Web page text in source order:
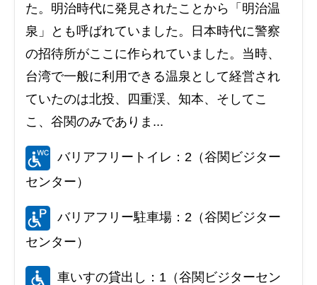
た。明治時代に発見されたことから「明治温
泉」とも呼ばれていました。日本時代に警察
の招待所がここに作られていました。当時、
台湾で一般に利用できる温泉として経営され
ていたのは北投、四重渓、知本、そしてこ
こ、谷関のみでありま...
バリアフリートイレ：2（谷関ビジター
センター）
バリアフリー駐車場：2（谷関ビジター
センター）
車いすの貸出し：1（谷関ビジターセン